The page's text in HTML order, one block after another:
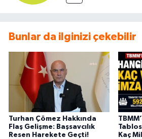
Bunlar da ilginizi çekebilir
Turhan Çömez Hakkında
Flaş Gelişme: Başsavcılık
Resen Harekete Geçti!
Kaç